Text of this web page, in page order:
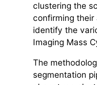
clustering the
confirming
identify the
Imaging Mass
The
segmentation